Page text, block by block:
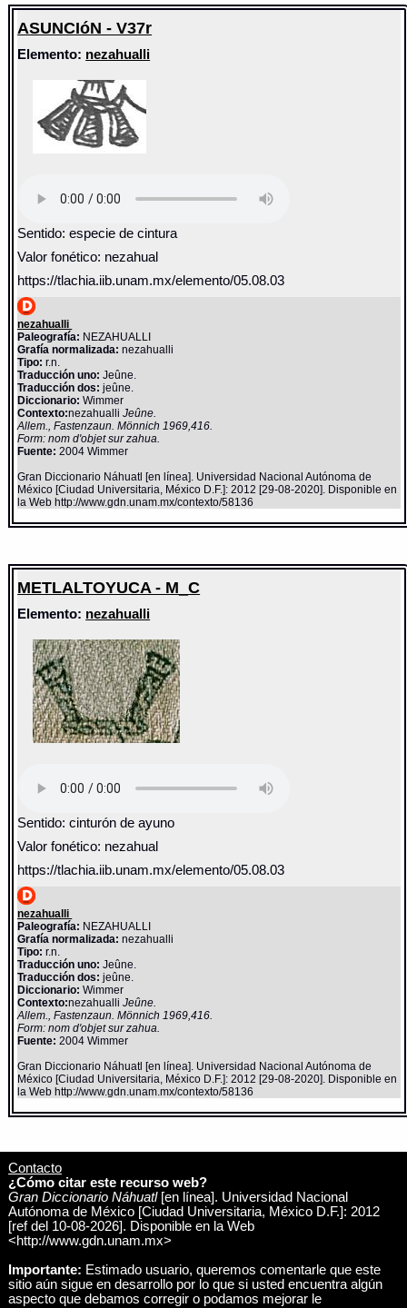
ASUNCIóN - V37r
Elemento: nezahualli
Sentido: especie de cintura
Valor fonético: nezahual
https://tlachia.iib.unam.mx/elemento/05.08.03
nezahualli
Paleografía: NEZAHUALLI
Grafía normalizada: nezahualli
Tipo: r.n.
Traducción uno: Jeûne.
Traducción dos: jeûne.
Diccionario:Wimmer
Contexto:nezahualliJeûne.
Allem., Fastenzaun. Mönnich 1969,416.
Form: nom d'objet sur zahua.
Fuente: 2004 Wimmer
Gran Diccionario Náhuatl [en línea]. Universidad Nacional Autónoma de
México [Ciudad Universitaria, México D.F.]: 2012 [29-08-2020]. Disponible en
la Web http://www.gdn.unam.mx/contexto/58136
METLALTOYUCA - M_C
Elemento: nezahualli
Sentido: cinturón de ayuno
Valor fonético: nezahual
https://tlachia.iib.unam.mx/elemento/05.08.03
nezahualli
Paleografía: NEZAHUALLI
Grafía normalizada: nezahualli
Tipo: r.n.
Traducción uno: Jeûne.
Traducción dos: jeûne.
Diccionario:Wimmer
Contexto:nezahualliJeûne.
Allem., Fastenzaun. Mönnich 1969,416.
Form: nom d'objet sur zahua.
Fuente: 2004 Wimmer
Gran Diccionario Náhuatl [en línea]. Universidad Nacional Autónoma de
México [Ciudad Universitaria, México D.F.]: 2012 [29-08-2020]. Disponible en
la Web http://www.gdn.unam.mx/contexto/58136
Contacto
¿Cómo citar este recurso web?
Gran Diccionario Náhuatl[en línea]. Universidad Nacional
Autónoma de México [Ciudad Universitaria, México D.F.]: 2012
[ref del 10-08-2026]. Disponible en la Web
<http://www.gdn.unam.mx>
Importante: Estimado usuario, queremos comentarle que este
sitio aún sigue en desarrollo por lo que si usted encuentra algún
aspecto que debamos corregir o podamos mejorar le